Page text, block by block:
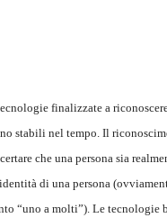
finalizzate a
stabili nel tempo. Il
che una persona sia
di una persona
“uno a molti”). Le tecnologie